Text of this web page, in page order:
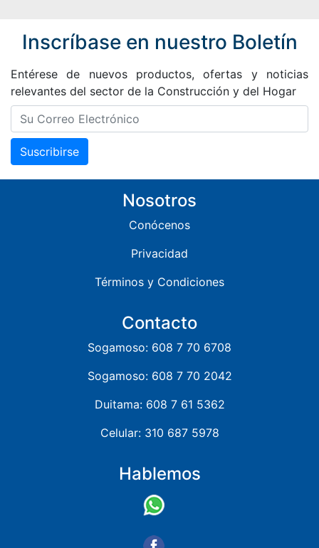
Inscríbase en nuestro Boletín
Entérese de nuevos productos, ofertas y noticias
relevantes del sector de la Construcción y del Hogar
Suscribirse
Nosotros
Conócenos
Privacidad
Términos y Condiciones
Contacto
Sogamoso: 608 7 70 6708
Sogamoso: 608 7 70 2042
Duitama: 608 7 61 5362
Celular: 310 687 5978
Hablemos